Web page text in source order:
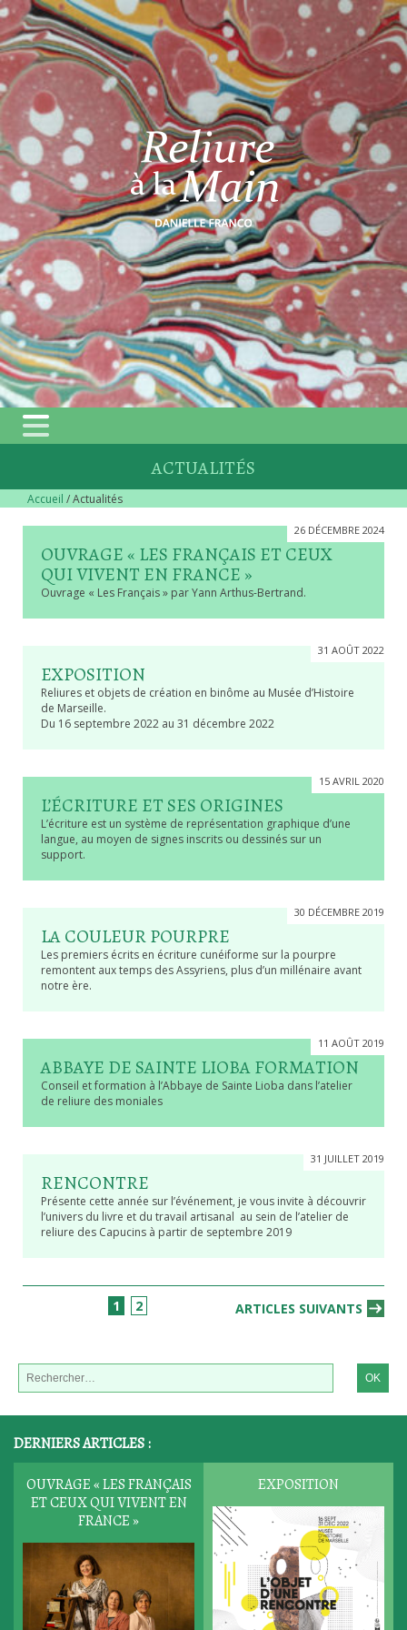
ACTUALITÉS
Accueil / Actualités
OUVRAGE « LES FRANÇAIS ET CEUX
QUI VIVENT EN FRANCE »
26 DÉCEMBRE 2024
Ouvrage « Les Français » par Yann Arthus-Bertrand.
EXPOSITION
31 AOÛT 2022
Reliures et objets de création en binôme au Musée d’Histoire
de Marseille.
Du 16 septembre 2022 au 31 décembre 2022
L’ÉCRITURE ET SES ORIGINES
15 AVRIL 2020
L’écriture est un système de représentation graphique d’une
langue, au moyen de signes inscrits ou dessinés sur un
support.
LA COULEUR POURPRE
30 DÉCEMBRE 2019
Les premiers écrits en écriture cunéiforme sur la pourpre
remontent aux temps des Assyriens, plus d’un millénaire avant
notre ère.
ABBAYE DE SAINTE LIOBA FORMATION
11 AOÛT 2019
Conseil et formation à l’Abbaye de Sainte Lioba dans l’atelier
de reliure des moniales
RENCONTRE
31 JUILLET 2019
Présente cette année sur l’événement, je vous invite à découvrir
l’univers du livre et du travail artisanal au sein de l’atelier de
reliure des Capucins à partir de septembre 2019
1 2 ARTICLES SUIVANTS
DERNIERS ARTICLES :
OUVRAGE « LES FRANÇAIS
ET CEUX QUI VIVENT EN
FRANCE »
EXPOSITION